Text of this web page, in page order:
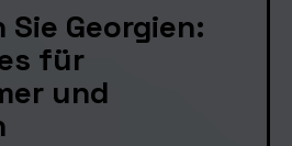
Georgien:
für
und